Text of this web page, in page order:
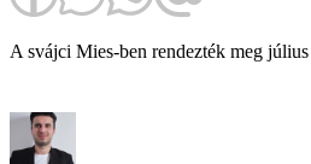
A svájci Mies-ben rendezték meg